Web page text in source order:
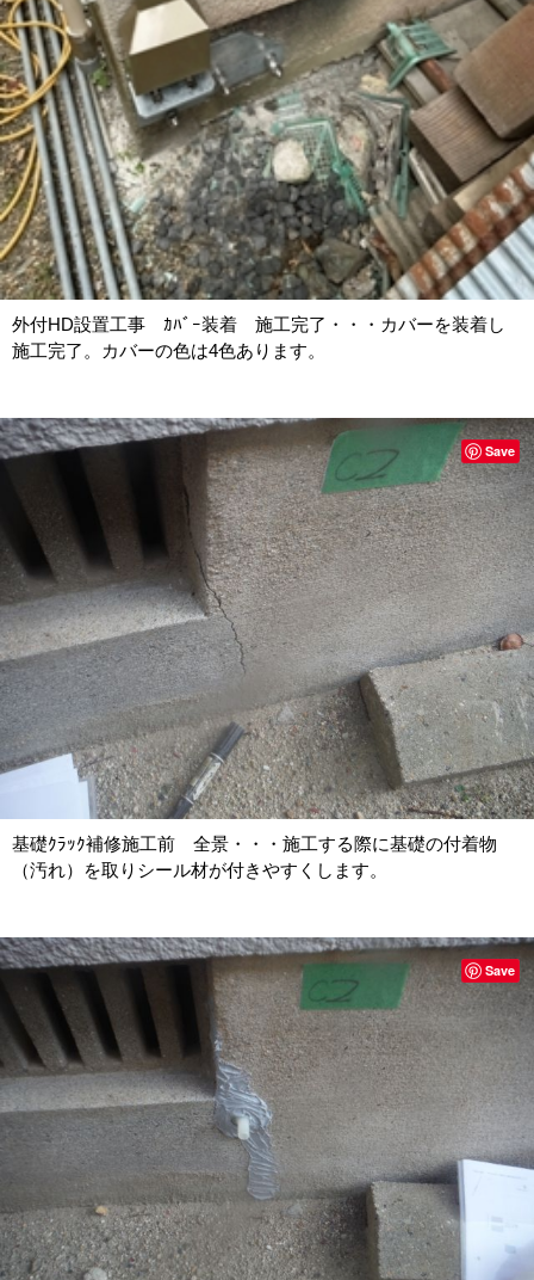
外付HD設置工事 ｶﾊﾞｰ装着 施工完了・・・カバーを装着し
施工完了。カバーの色は4色あります。
基礎ｸﾗｯｸ補修施工前 全景・・・施工する際に基礎の付着物
（汚れ）を取りシール材が付きやすくします。
Save
Save